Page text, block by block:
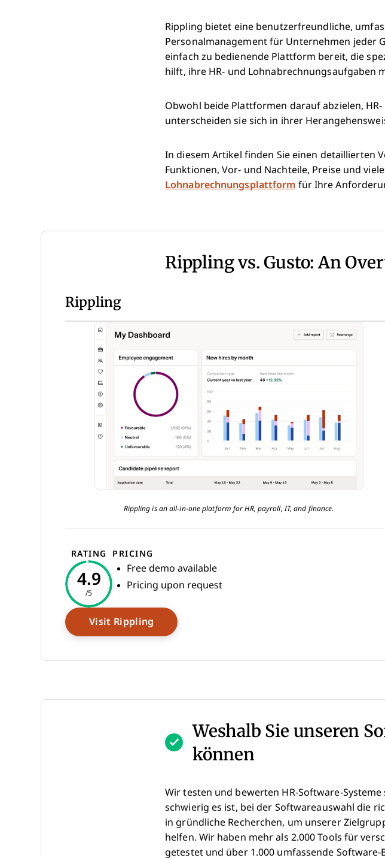
Rippling bietet eine benutzerfreundliche,
Personalmanagement für Unternehmen jeder
einfach zu bedienende Plattform bereit, die
hilft, ihre HR- und Lohnabrechnungsaufgaben
Obwohl beide Plattformen darauf abzielen,
unterscheiden sie sich in ihrer
In diesem Artikel finden Sie einen detaillierten
Funktionen, Vor- und Nachteile, Preise und
Lohnabrechnungsplattform für Ihre
Rippling vs. Gusto: An
Rippling
Rippling is an all-in-one platform for HR, payroll, IT, and finance.
RATING
4.9
/5
PRICING
Free demo available
Pricing upon request
Visit Rippling Opens New Window
Weshalb Sie unseren
können
Wir testen und bewerten HR-Software-
schwierig es ist, bei der Softwareauswahl die
in gründliche Recherchen, um unserer
helfen. Wir haben mehr als 2.000 Tools für
getestet und über 1.000 umfassende